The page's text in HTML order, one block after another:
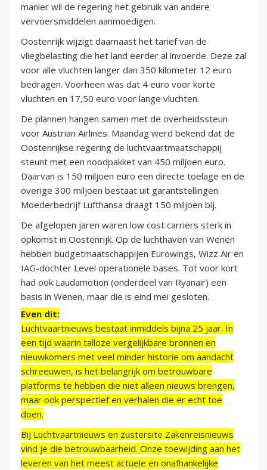
manier wil de regering het gebruik van andere
vervoersmiddelen aanmoedigen.
Oostenrijk wijzigt daarnaast het tarief van de
vliegbelasting die het land eerder al invoerde. Deze zal
voor alle vluchten langer dan 350 kilometer 12 euro
bedragen. Voorheen was dat 4 euro voor korte
vluchten en 17,50 euro voor lange vluchten.
De plannen hangen samen met de overheidssteun
voor Austrian Airlines. Maandag werd bekend dat de
Oostenrijkse regering de luchtvaartmaatschappij
steunt met een noodpakket van 450 miljoen euro.
Daarvan is 150 miljoen euro een directe toelage en de
overige 300 miljoen bestaat uit garantstellingen.
Moederbedrijf Lufthansa draagt 150 miljoen bij.
De afgelopen jaren waren low cost carriers sterk in
opkomst in Oostenrijk. Op de luchthaven van Wenen
hebben budgetmaatschappijen Eurowings, Wizz Air en
IAG-dochter Level operationele bases. Tot voor kort
had ook Laudamotion (onderdeel van Ryanair) een
basis in Wenen, maar die is eind mei gesloten.
Even dit:
Luchtvaartnieuws bestaat inmiddels bijna 25 jaar. In
een tijd waarin talloze vergelijkbare bronnen en
nieuwkomers met veel minder historie om aandacht
schreeuwen, is het belangrijk om betrouwbare
platforms te hebben die niet alleen nieuws brengen,
maar ook perspectief en verhalen die er echt toe
doen.
Bij Luchtvaartnieuws en zustersite Zakenreisnieuws
vind je die betrouwbaarheid. Onze toewijding aan het
leveren van het meest actuele en onafhankelijke